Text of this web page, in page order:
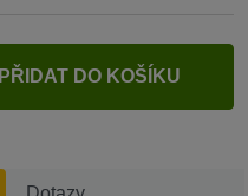
PŘIDAT DO KOŠÍKU